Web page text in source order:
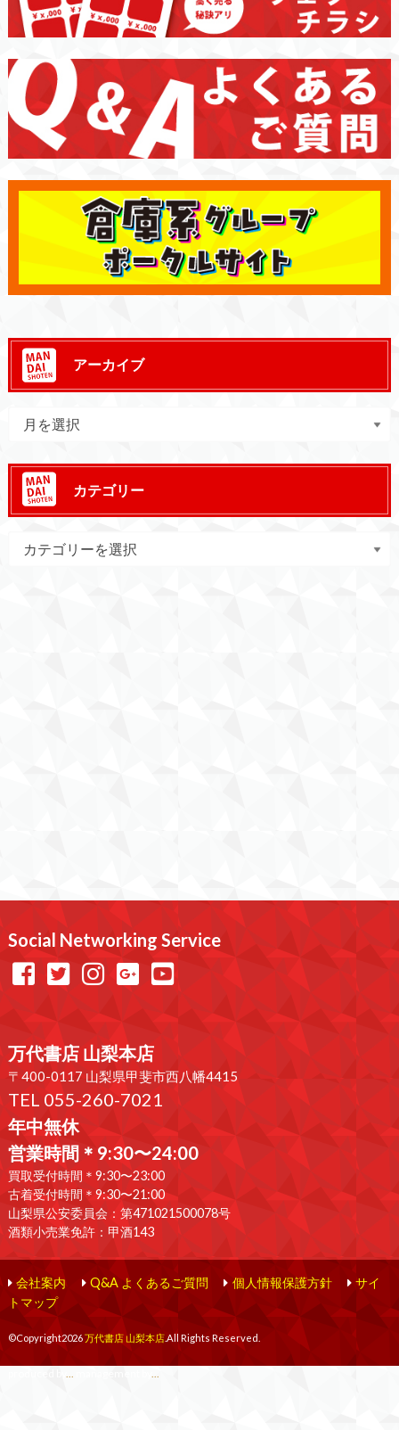
アーカイブ
カテゴリー
Social Networking Service
万代書店 山梨本店
〒400-0117 山梨県甲斐市西八幡4415
TEL 055-260-7021
年中無休
営業時間＊9:30〜24:00
買取受付時間＊9:30〜23:00
古着受付時間＊9:30〜21:00
山梨県公安委員会：第471021500078号
酒類小売業免許：甲酒143
会社案内 Q&A よくあるご質問 個人情報保護方針
サイ
トマップ
©Copyright2026万代書店 山梨本店.All Rights Reserved.